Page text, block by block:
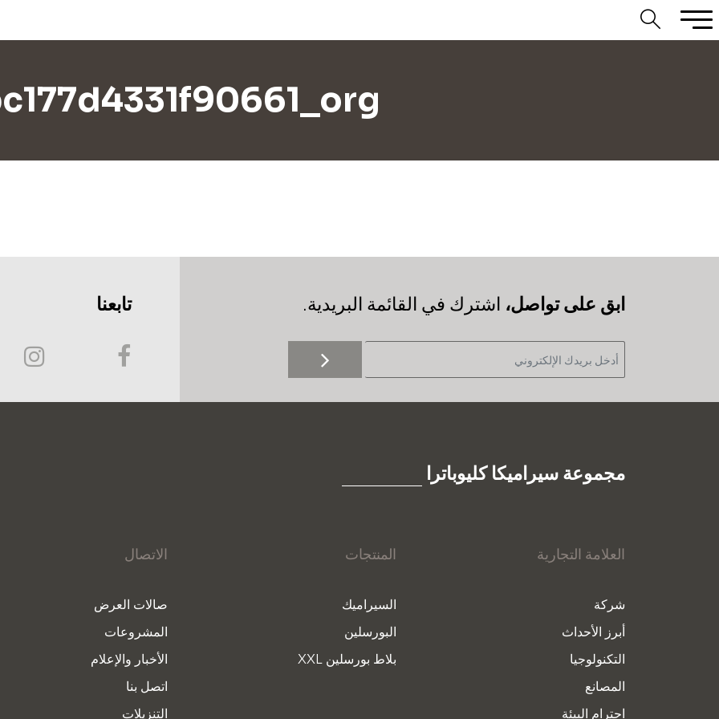
‫ابق على تواصل، اشترك في القائمة البريدية. تابعنا
مجموعة سيراميكا كليوباترا
العلامة التجارية
شركة
أبرز الأحداث
التكنولوجيا
المصانع
احترام البيئة
المنتجات
السيراميك
البورسلين
بلاط بورسلين XXL
الاتصال
صالات العرض
المشروعات
الأخبار والإعلام
اتصل بنا
التنزيلات